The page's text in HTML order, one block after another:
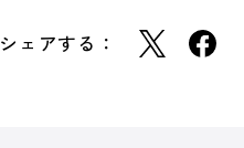
シェアする：